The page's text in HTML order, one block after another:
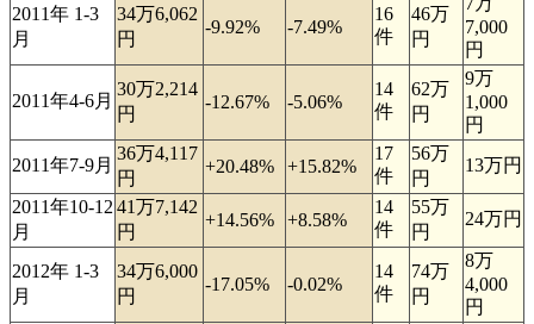
2011年 1-3
月
34万6,062
円
-9.92% -7.49%
16
件
46万
円
7,000
円
2011年4-6月
30万2,214
円
-12.67% -5.06%
14
件
62万
円
9万
1,000
円
2011年7-9月
36万4,117
円
+20.48% +15.82%
17
件
56万
円
13万円
2011年10-12
月
41万7,142
円
+14.56% +8.58%
14
件
55万
円
24万円
2012年 1-3
月
34万6,000
円
-17.05% -0.02%
14
件
74万
円
8万
4,000
円